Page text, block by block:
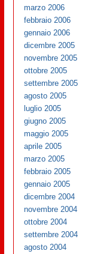
marzo 2006
febbraio 2006
gennaio 2006
dicembre 2005
novembre 2005
ottobre 2005
settembre 2005
agosto 2005
luglio 2005
giugno 2005
maggio 2005
aprile 2005
marzo 2005
febbraio 2005
gennaio 2005
dicembre 2004
novembre 2004
ottobre 2004
settembre 2004
agosto 2004